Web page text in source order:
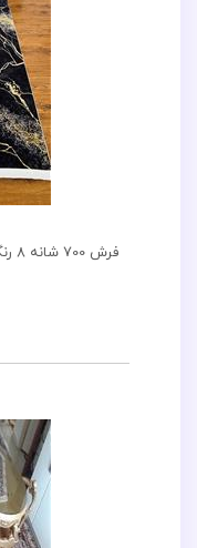
فرش 700 شانه 8 رنگ طرح گیلدا